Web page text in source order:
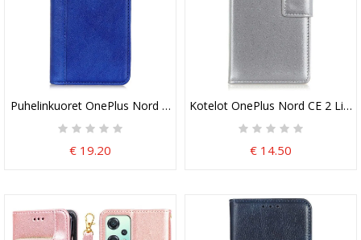
Puhelinkuoret OnePlus Nord CE 2 Lite 5G Kotelot Flip Klassinen
€ 19.20
Kotelot OnePlus Nord CE 2 Lite
€ 14.50